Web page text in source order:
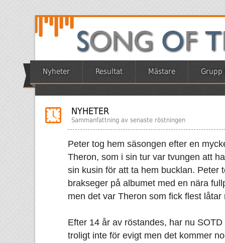
Nyheter Resultat Mästare Grupp
NYHETER
Sammanfattning av senaste röstningen
Peter tog hem säsongen efter en
Theron, som i sin tur var tvungen att
sin kusin för att ta hem bucklan. Peter
brakseger på albumet med en nära
men det var Theron som fick flest låtar
Efter 14 år av röstandes, har nu
troligt inte för evigt men det kommer